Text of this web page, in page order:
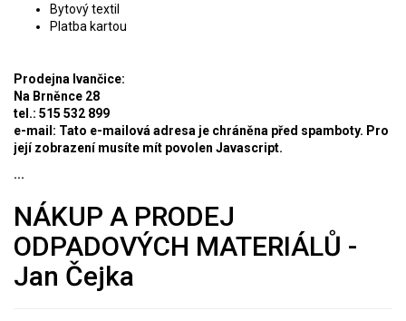
Bytový textil
Platba kartou
Prodejna Ivančice:
Na Brněnce 28
tel.: 515 532 899
e-mail: Tato e-mailová adresa je chráněna před spamboty. Pro
její zobrazení musíte mít povolen Javascript.
...
NÁKUP A PRODEJ
ODPADOVÝCH MATERIÁLŮ -
Jan Čejka